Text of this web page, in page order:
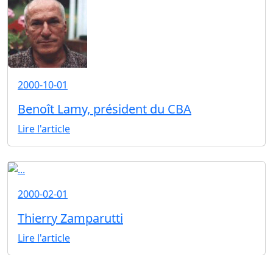
2000-10-01
Benoît Lamy, président du CBA
Lire l'article
2000-02-01
Thierry Zamparutti
Lire l'article